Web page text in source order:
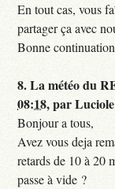
En tout cas, vous
partager ça avec
Bonne continuation
8.La météo du
08:18,parLuciole
Bonjour a tous,
Avez vous deja
retards de 10 à 20
passe à vide ?